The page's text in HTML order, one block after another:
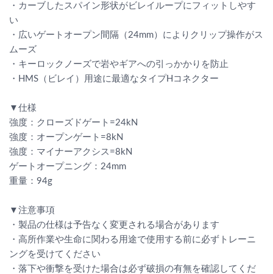
・カーブしたスパイン形状がビレイループにフィットしやす
い
・広いゲートオープン間隔（24mm）によりクリップ操作がス
ムーズ
・キーロックノーズで岩やギアへの引っかかりを防止
・HMS（ビレイ）用途に最適なタイプHコネクター
▼仕様
強度：クローズドゲート=24kN
強度：オープンゲート=8kN
強度：マイナーアクシス=8kN
ゲートオープニング：24mm
重量：94g
▼注意事項
・製品の仕様は予告なく変更される場合があります
・高所作業や生命に関わる用途で使用する前に必ずトレーニ
ングを受けてください
・落下や衝撃を受けた場合は必ず破損の有無を確認してくだ